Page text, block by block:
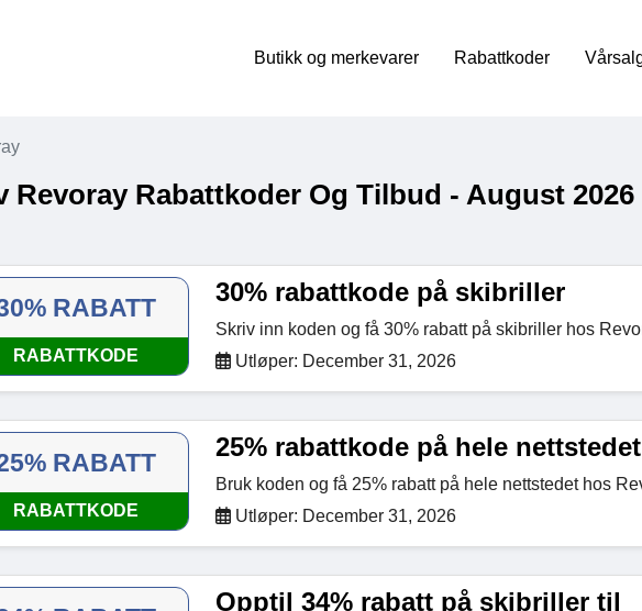
Butikk og merkevarer Rabattkoder
Revoray Rabattkoder Og Tilbud - August 2026
RABATT
RABATTKODE
30% rabattkode på skibriller
Skriv inn koden og få 30% rabatt på skibriller hos
Utløper: December 31, 2026
RABATT
RABATTKODE
25% rabattkode på hele nettstedet
Bruk koden og få 25% rabatt på hele nettstedet hos
Utløper: December 31, 2026
Opptil 34% rabatt på skibriller til